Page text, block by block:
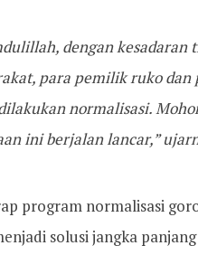
dengan kesadaran
para pemilik ruko dan
normalisasi.
ini berjalan lancar,”
program normalisasi
solusi jangka